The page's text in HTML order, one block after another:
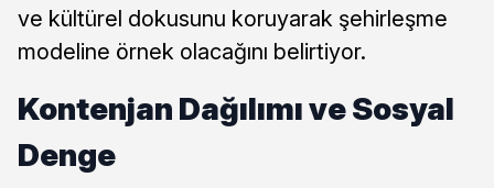
ve kültürel dokusunu koruyarak şehirleşme
modeline örnek olacağını belirtiyor.
Kontenjan Dağılımı ve Sosyal
Denge